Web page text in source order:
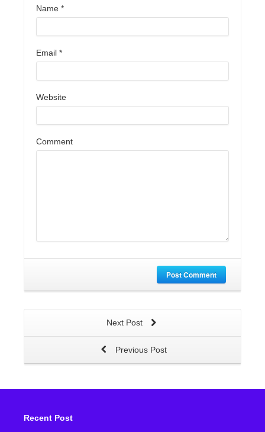
Name *
Email *
Website
Comment
Post Comment
Next Post
Previous Post
Recent Post